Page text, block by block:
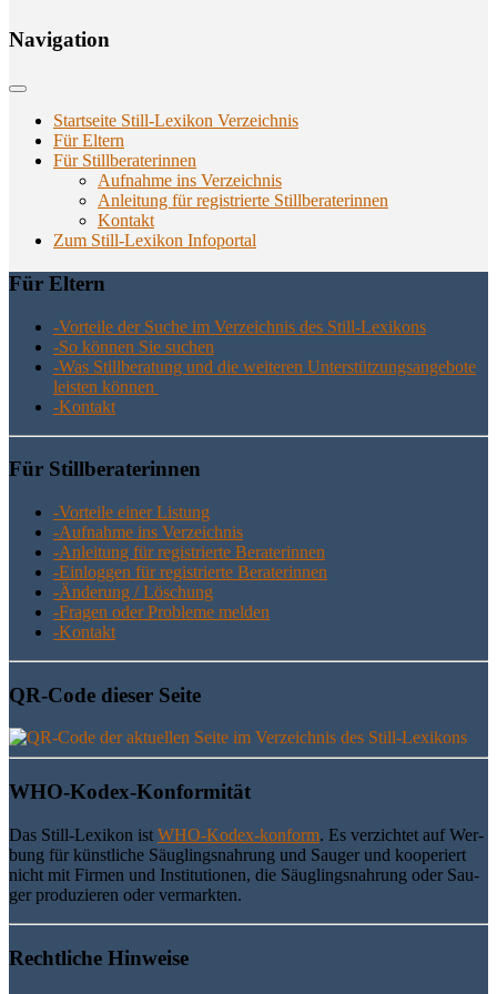
Navi­ga­ti­on
Startseite Still-Lexikon Verzeichnis
Für Eltern
Für Stillberaterinnen
Aufnahme ins Verzeichnis
Anlei­tung für regis­trier­te Stillberaterinnen
Kon­takt
Zum Still-Lexikon Infoportal
Für Eltern
-Vor­tei­le der Suche im Ver­zeich­nis des Still-Lexikons
-So kön­nen Sie suchen
-Was Still­be­ra­tung und die wei­te­ren Unter­stüt­zungs­an­ge­bo­te
leis­ten können
-Kon­takt
Für Still­be­ra­te­rin­nen
-Vor­tei­le einer Listung
-Auf­nah­me ins Verzeichnis
-Anlei­tung für regis­trier­te Beraterinnen
-Ein­log­gen für regis­trier­te Beraterinnen
-Ände­rung / Löschung
-Fra­gen oder Pro­ble­me melden
-Kon­takt
QR-Code die­ser Seite
WHO-Kodex-Kon­for­mi­tät
Das Still-Lexi­kon ist WHO-Kodex-kon­form. Es ver­zich­tet auf Wer­
bung für künst­li­che Säug­lings­nah­rung und Sau­ger und koope­riert
nicht mit Fir­men und Insti­tu­tio­nen, die Säug­lings­nah­rung oder Sau­
ger pro­du­zie­ren oder vermarkten.
Recht­li­che Hinweise